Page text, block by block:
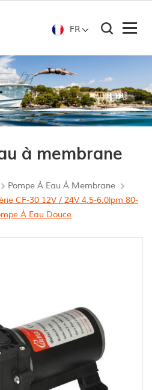
FR
à membrane
Pompe À Eau À Membrane
CF-30 12V / 24V 4.5-6.0lpm 80-
À Eau Douce